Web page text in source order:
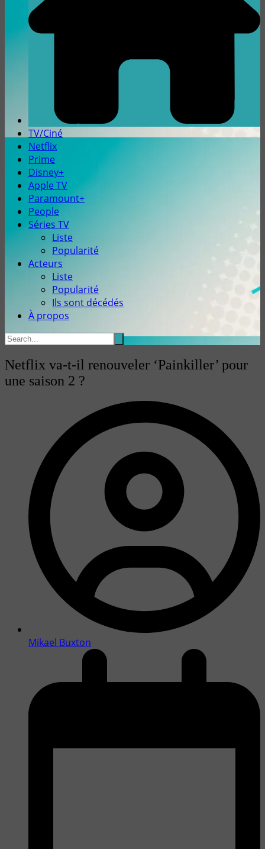
TV/Ciné
Netflix
Prime
Disney+
Apple TV
Paramount+
People
Séries TV
Liste
Popularité
Acteurs
Liste
Popularité
Ils sont décédés
À propos
Netflix va-t-il renouveler ‘Painkiller’ pour
une saison 2 ?
Mikael Buxton